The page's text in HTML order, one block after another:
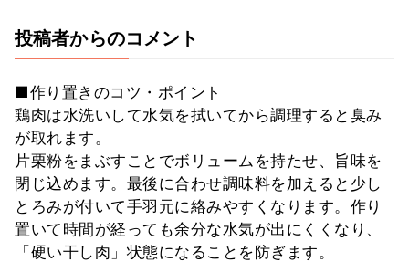
投稿者からのコメント
■作り置きのコツ・ポイント
鶏肉は水洗いして水気を拭いてから調理すると臭み
が取れます。
片栗粉をまぶすことでボリュームを持たせ、旨味を
閉じ込めます。最後に合わせ調味料を加えると少し
とろみが付いて手羽元に絡みやすくなります。作り
置いて時間が経っても余分な水気が出にくくなり、
「硬い干し肉」状態になることを防ぎます。